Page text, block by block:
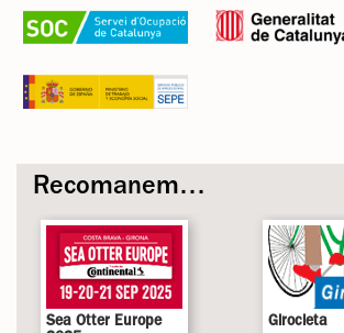
Recomanem…
Sea Otter Europe
Girocleta